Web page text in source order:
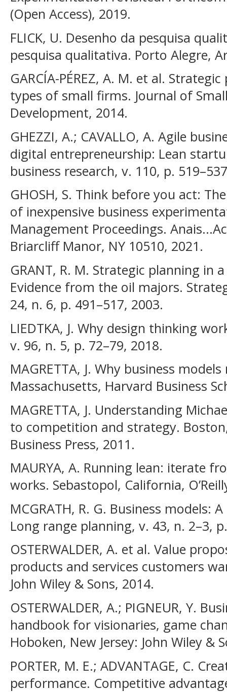
(Open Access), 2019.
FLICK, U. Desenho da pesquisa
pesquisa qualitativa. Porto Alegre,
GARCÍA-PÉREZ, A. M. et al.
types of small firms. Journal of
Development, 2014.
GHEZZI, A.; CAVALLO, A. Agile
digital entrepreneurship: Lean
business research, v. 110, p.
GHOSH, S. Think before you act:
of inexpensive business
Management Proceedings.
Briarcliff Manor, NY 10510, 2021.
GRANT, R. M. Strategic planning in
Evidence from the oil majors.
24, n. 6, p. 491–517, 2003.
LIEDTKA, J. Why design thinking
v. 96, n. 5, p. 72–79, 2018.
MAGRETTA, J. Why business
Massachusetts, Harvard Business
MAGRETTA, J. Understanding
to competition and strategy.
Business Press, 2011.
MAURYA, A. Running lean: iterate
works. Sebastopol, California,
MCGRATH, R. G. Business models:
Long range planning, v. 43, n. 2–3,
OSTERWALDER, A. et al. Value
products and services customers
John Wiley & Sons, 2014.
OSTERWALDER, A.; PIGNEUR, Y.
handbook for visionaries, game
Hoboken, New Jersey: John Wiley &
PORTER, M. E.; ADVANTAGE, C.
performance. Competitive